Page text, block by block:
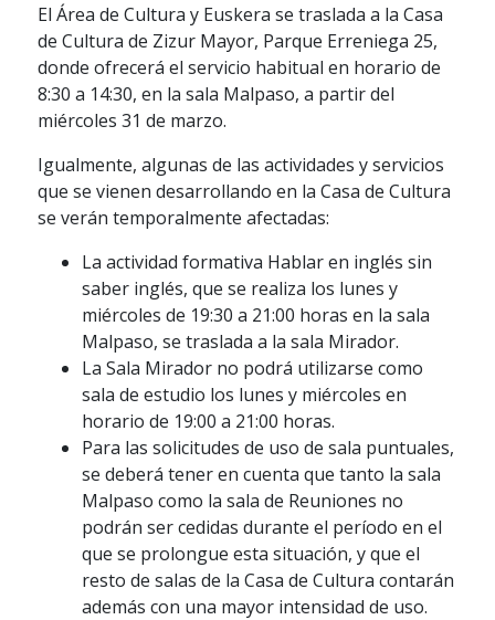
El Área de Cultura y Euskera se traslada a la Casa
de Cultura de Zizur Mayor, Parque Erreniega 25,
donde ofrecerá el servicio habitual en horario de
8:30 a 14:30, en la sala Malpaso, a partir del
miércoles 31 de marzo.
Igualmente, algunas de las actividades y servicios
que se vienen desarrollando en la Casa de Cultura
se verán temporalmente afectadas:
La actividad formativa Hablar en inglés sin
saber inglés, que se realiza los lunes y
miércoles de 19:30 a 21:00 horas en la sala
Malpaso, se traslada a la sala Mirador.
La Sala Mirador no podrá utilizarse como
sala de estudio los lunes y miércoles en
horario de 19:00 a 21:00 horas.
Para las solicitudes de uso de sala puntuales,
se deberá tener en cuenta que tanto la sala
Malpaso como la sala de Reuniones no
podrán ser cedidas durante el período en el
que se prolongue esta situación, y que el
resto de salas de la Casa de Cultura contarán
además con una mayor intensidad de uso.